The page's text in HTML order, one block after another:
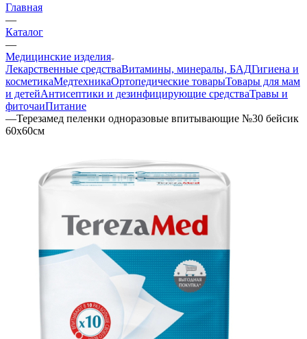
Главная
—
Каталог
—
Медицинские изделия
Лекарственные средстваВитамины, минералы, БАДГигиена и
косметикаМедтехникаОртопедические товарыТовары для мам
и детейАнтисептики и дезинфицирующие средстваТравы и
фиточаиПитание
—Терезамед пеленки одноразовые впитывающие №30 бейсик
60х60см